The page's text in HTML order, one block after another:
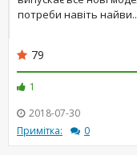
потреби навіть
79
1
2018-07-30
Примітка:
0